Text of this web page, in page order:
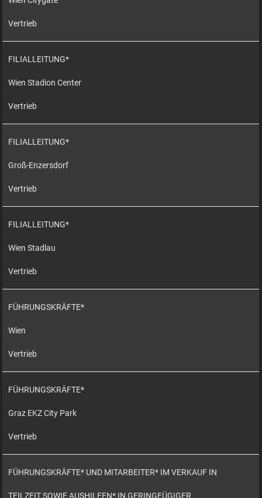
Vertrieb
FILIALLEITUNG*
Wien Stadion Center
Vertrieb
FILIALLEITUNG*
Groß-Enzersdorf
Vertrieb
FILIALLEITUNG*
Wien Stadlau
Vertrieb
FÜHRUNGSKRÄFTE*
Wien
Vertrieb
FÜHRUNGSKRÄFTE*
Graz EKZ City Park
Vertrieb
FÜHRUNGSKRÄFTE* UND MITARBEITER* IM VERKAUF IN
TEILZEIT SOWIE AUSHILFEN* IN GERINGFÜGIGER